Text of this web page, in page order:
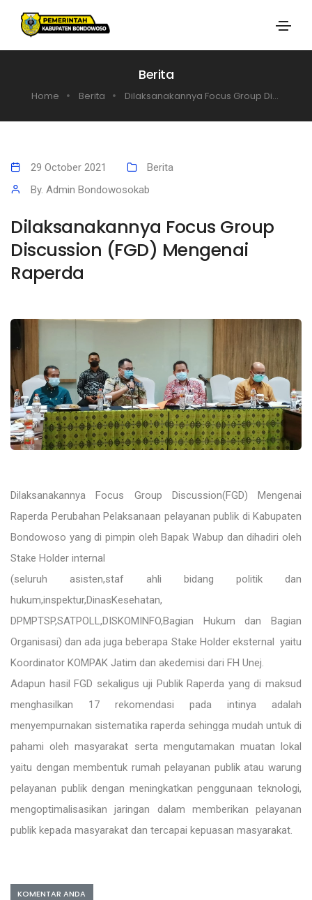
Berita
Home Berita Dilaksanakannya Focus Group Di...
29 October 2021
Berita
By. Admin Bondowosokab
Dilaksanakannya Focus Group
Discussion (FGD) Mengenai
Raperda
Dilaksanakannya Focus Group Discussion(FGD) Mengenai
Raperda Perubahan Pelaksanaan pelayanan publik di Kabupaten
Bondowoso yang di pimpin oleh Bapak Wabup dan dihadiri oleh
Stake Holder internal
(seluruh asisten,staf ahli bidang politik dan
hukum,inspektur,DinasKesehatan,
DPMPTSP,SATPOLL,DISKOMINFO,Bagian Hukum dan Bagian
Organisasi) dan ada juga beberapa Stake Holder eksternal yaitu
Koordinator KOMPAK Jatim dan akedemisi dari FH Unej.
Adapun hasil FGD sekaligus uji Publik Raperda yang di maksud
menghasilkan 17 rekomendasi pada intinya adalah
menyempurnakan sistematika raperda sehingga mudah untuk di
pahami oleh masyarakat serta mengutamakan muatan lokal
yaitu dengan membentuk rumah pelayanan publik atau warung
pelayanan publik dengan meningkatkan penggunaan teknologi,
mengoptimalisasikan jaringan dalam memberikan pelayanan
publik kepada masyarakat dan tercapai kepuasan masyarakat.
KOMENTAR ANDA